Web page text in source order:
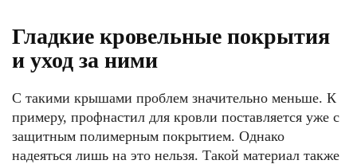
Гладкие кровельные покрытия
и уход за ними
С такими крышами проблем значительно меньше. К
примеру, профнастил для кровли поставляется уже с
защитным полимерным покрытием. Однако
надеяться лишь на это нельзя. Такой материал также